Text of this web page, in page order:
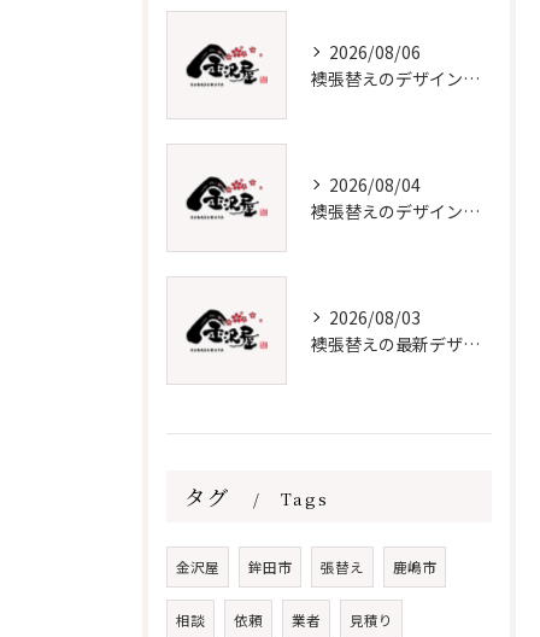
2026/08/06
襖張替えのデザイン技術とメンテナンス法
2026/08/04
襖張替えのデザインと選び方徹底解説
2026/08/03
襖張替えの最新デザインとメンテナンス術
タグ Tags
金沢屋 鉾田市 張替え 鹿嶋市
相談 依頼 業者 見積り